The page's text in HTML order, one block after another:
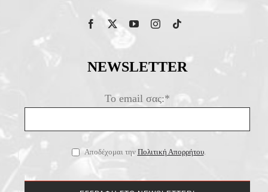
NEWSLETTER
Το email σας:*
Αποδέχομαι την Πολιτική Απορρήτου.